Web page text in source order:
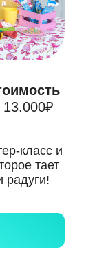
класс и
тает
радуги!
13.000₽